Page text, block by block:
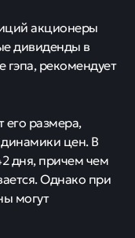
акционеры
дивиденды в
рекомендует
его размера,
цен. В
дня, причем чем
Однако при
могут